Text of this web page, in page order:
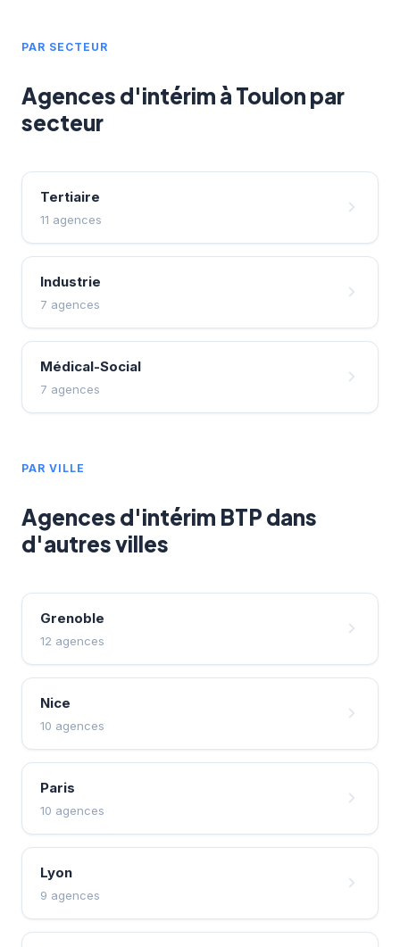
PAR SECTEUR
Agences d'intérim à Toulon par
secteur
Tertiaire
11 agences
Industrie
7 agences
Médical-Social
7 agences
PAR VILLE
Agences d'intérim BTP dans
d'autres villes
Grenoble
12 agences
Nice
10 agences
Paris
10 agences
Lyon
9 agences